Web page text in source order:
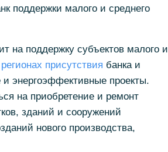
поддержки малого и среднего
на поддержку субъектов малого и
присутствия банка и
энергоэффективные проекты.
на приобретение и ремонт
зданий и сооружений
нового производства,